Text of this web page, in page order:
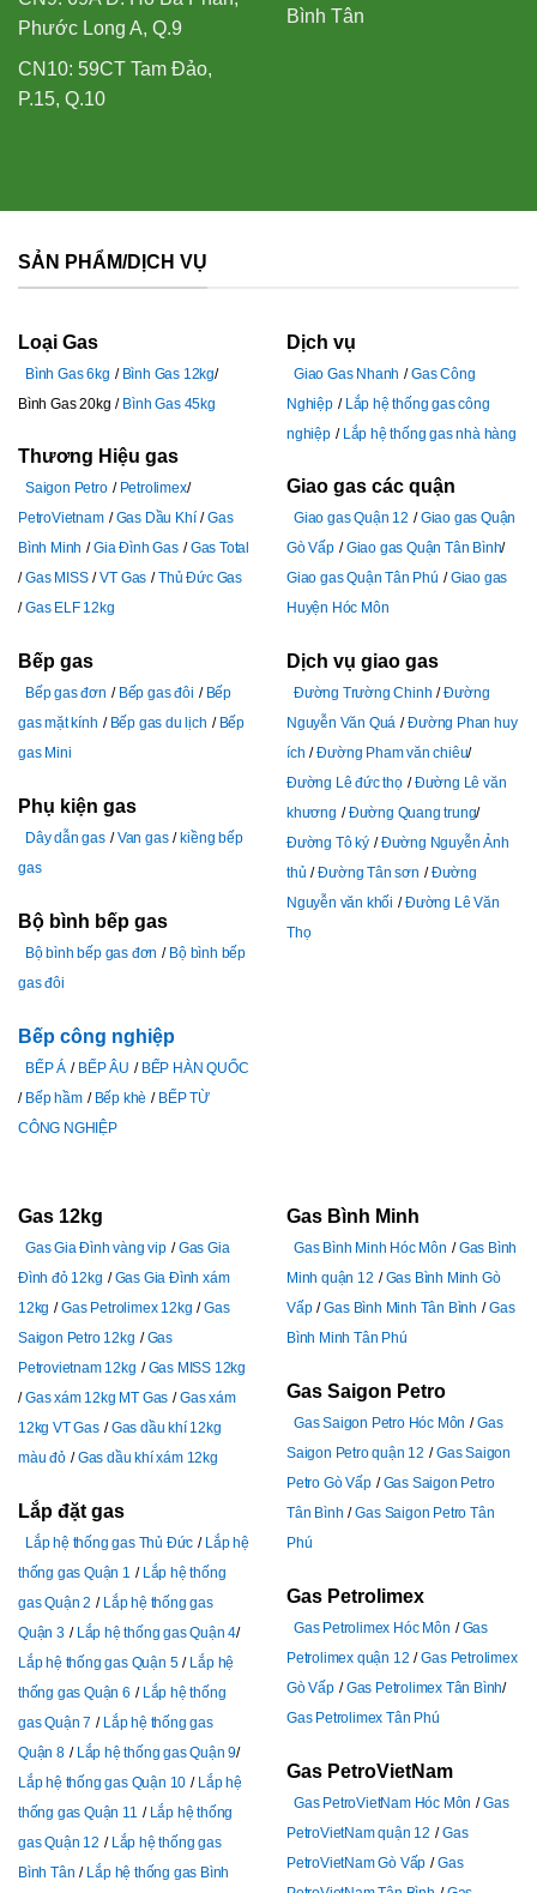
Phước Long A, Q.9
CN10: 59CT Tam Đảo,
P.15, Q.10
Bình Tân
SẢN PHẨM/DỊCH VỤ
Loại Gas
Bình Gas 6kg
Bình Gas 12kg
Bình Gas 20kg
Bình Gas 45kg
Thương Hiệu gas
Saigon Petro
Petrolimex
PetroVietnam
Gas Dầu Khí
Gas
Bình Minh
Gia Đình Gas
Gas Total
Gas MISS
VT Gas
Thủ Đức Gas
Gas ELF 12kg
Bếp gas
Bếp gas đơn Bếp gas đôi
Bếp
gas mặt kính
Bếp gas du lịch
Bếp
gas Mini
Phụ kiện gas
Dây dẫn gas Van gas
kiềng bếp
gas
Bộ bình bếp gas
Bộ bình bếp gas đơn
Bộ bình bếp
gas đôi
Bếp công nghiệp
BẾP Á BẾP ÂU
BẾP HÀN QUỐC
Bếp hầm
Bếp khè
BẾP TỪ
CÔNG NGHIỆP
Dịch vụ
Giao Gas Nhanh
Gas Công
Nghiệp
Lắp hệ thống gas công
nghiệp
Lắp hệ thống gas nhà hàng
Giao gas các quận
Giao gas Quận 12
Giao gas Quận
Gò Vấp
Giao gas Quận Tân Bình
Giao gas Quận Tân Phú
Giao gas
Huyện Hóc Môn
Dịch vụ giao gas
Đường Trường Chinh
Đường
Nguyễn Văn Quá
Đường Phan huy
ích
Đường Pham văn chiêu
Đường Lê đức thọ
Đường Lê văn
khương
Đường Quang trung
Đường Tô ký
Đường Nguyễn Ảnh
thủ
Đường Tân sơn
Đường
Nguyễn văn khối
Đường Lê Văn
Thọ
Gas 12kg
Gas Gia Đình vàng vip
Gas Gia
Đình đỏ 12kg
Gas Gia Đình xám
12kg
Gas Petrolimex 12kg
Gas
Saigon Petro 12kg
Gas
Petrovietnam 12kg
Gas MISS 12kg
Gas xám 12kg MT Gas
Gas xám
12kg VT Gas
Gas dầu khí 12kg
màu đỏ
Gas dầu khí xám 12kg
Lắp đặt gas
Lắp hệ thống gas Thủ Đức
Lắp hệ
thống gas Quận 1
Lắp hệ thống
gas Quận 2
Lắp hệ thống gas
Quận 3
Lắp hệ thống gas Quận 4
Lắp hệ thống gas Quận 5
Lắp hệ
thống gas Quận 6
Lắp hệ thống
gas Quận 7
Lắp hệ thống gas
Quận 8
Lắp hệ thống gas Quận 9
Lắp hệ thống gas Quận 10
Lắp hệ
thống gas Quận 11
Lắp hệ thống
gas Quận 12
Lắp hệ thống gas
Bình Tân
Lắp hệ thống gas Bình
Gas Bình Minh
Gas Bình Minh Hóc Môn
Gas Bình
Minh quận 12
Gas Bình Minh Gò
Vấp
Gas Bình Minh Tân Bình
Gas
Bình Minh Tân Phú
Gas Saigon Petro
Gas Saigon Petro Hóc Môn
Gas
Saigon Petro quận 12
Gas Saigon
Petro Gò Vấp
Gas Saigon Petro
Tân Bình
Gas Saigon Petro Tân
Phú
Gas Petrolimex
Gas Petrolimex Hóc Môn
Gas
Petrolimex quận 12
Gas Petrolimex
Gò Vấp
Gas Petrolimex Tân Bình
Gas Petrolimex Tân Phú
Gas PetroVietNam
Gas PetroVietNam Hóc Môn
Gas
PetroVietNam quận 12
Gas
PetroVietNam Gò Vấp
Gas